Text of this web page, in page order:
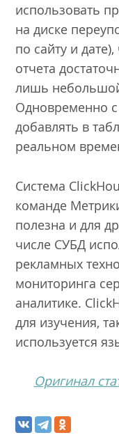
использовать
на диске
по сайту и
отчета
лишь
Одновременно с
добавлять в
реальном
Система
команде
полезна и для
числе СУБД
рекламных
мониторинга
аналитике.
для изучения,
используется
Оригинал